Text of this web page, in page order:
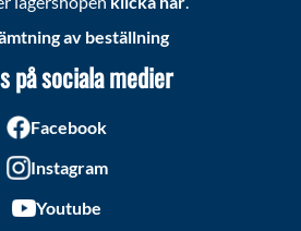
av beställning
på sociala medier
Facebook
Instagram
Youtube